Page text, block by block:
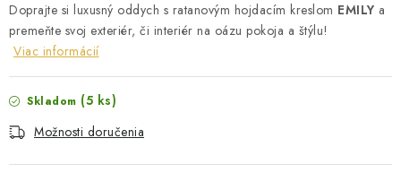
Doprajte si luxusný oddych s ratanovým hojdacím kreslom EMILY a
premeňte svoj exteriér, či interiér na oázu pokoja a štýlu!
Viac informácií
Skladom (5 ks)
Možnosti doručenia